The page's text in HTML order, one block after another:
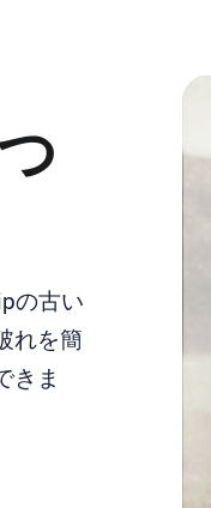
の古い
れを簡
きま